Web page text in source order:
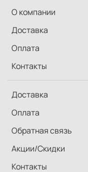
О компании
Доставка
Оплата
Контакты
Доставка
Оплата
Обратная связь
Акции/Скидки
Контакты